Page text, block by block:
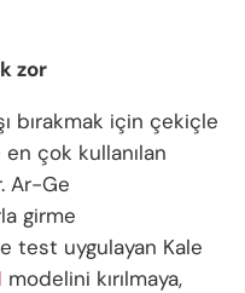
zor
bırakmak için çekiçle
çok kullanılan
Ar-Ge
girme
test uygulayan Kale
modelini kırılmaya,